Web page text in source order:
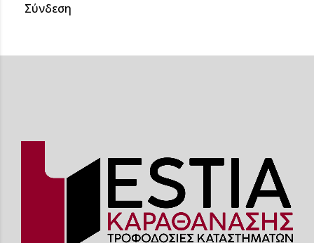
Σύνδεση